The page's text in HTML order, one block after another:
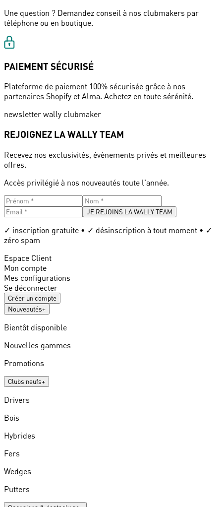
Une question ? Demandez conseil à nos clubmakers par
téléphone ou en boutique.
PAIEMENT SÉCURISÉ
Plateforme de paiement 100% sécurisée grâce à nos
partenaires Shopify et Alma. Achetez en toute sérénité.
newsletter wally clubmaker
REJOIGNEZ LA WALLY TEAM
Recevez nos exclusivités, évènements privés et meilleures
offres.
Accès privilégié à nos nouveautés toute l'année.
JE REJOINS LA WALLY TEAM
✓ inscription gratuite • ✓ désinscription à tout moment • ✓
zéro spam
Espace Client
Mon compte
Mes configurations
Se déconnecter
Créer un compte
Nouveautés+
Bientôt disponible
Nouvelles gammes
Promotions
Clubs neufs+
Drivers
Bois
Hybrides
Fers
Wedges
Putters